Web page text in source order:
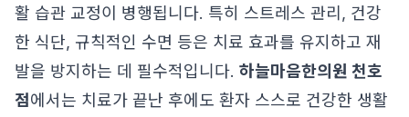
활 습관 교정이 병행됩니다. 특히 스트레스 관리, 건강
한 식단, 규칙적인 수면 등은 치료 효과를 유지하고 재
발을 방지하는 데 필수적입니다. 하늘마음한의원 천호
점에서는 치료가 끝난 후에도 환자 스스로 건강한 생활